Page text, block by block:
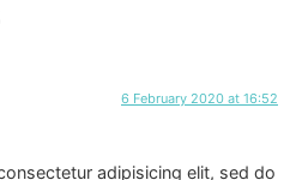
6 February 2020 at 16:52
adipisicing elit, sed do